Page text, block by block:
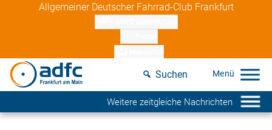
Allgemeiner Deutscher Fahrrad-Club Frankfurt
Suchen
Weitere zeitgleiche Nachrichten